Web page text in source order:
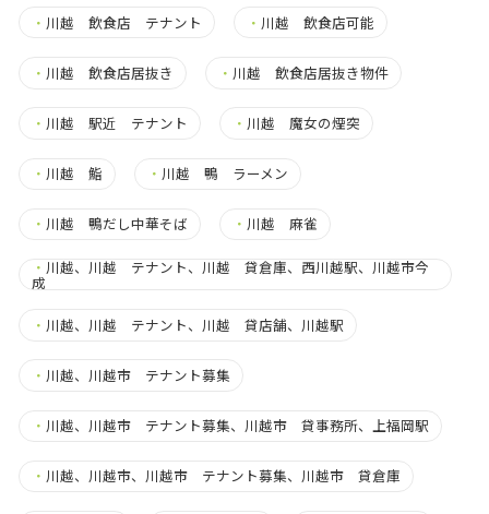
・ 川越 飲食店 テナント ・ 川越 飲食店可能
・ 川越 飲食店居抜き ・ 川越 飲食店居抜き物件
・ 川越 駅近 テナント ・ 川越 魔女の煙突
・ 川越 鮨 ・ 川越 鴨 ラーメン
・ 川越 鴨だし中華そば ・ 川越 麻雀
・ 川越、川越 テナント、川越 貸倉庫、西川越駅、川越市今
成
・ 川越、川越 テナント、川越 貸店舗、川越駅
・ 川越、川越市 テナント募集
・ 川越、川越市 テナント募集、川越市 貸事務所、上福岡駅
・ 川越、川越市、川越市 テナント募集、川越市 貸倉庫